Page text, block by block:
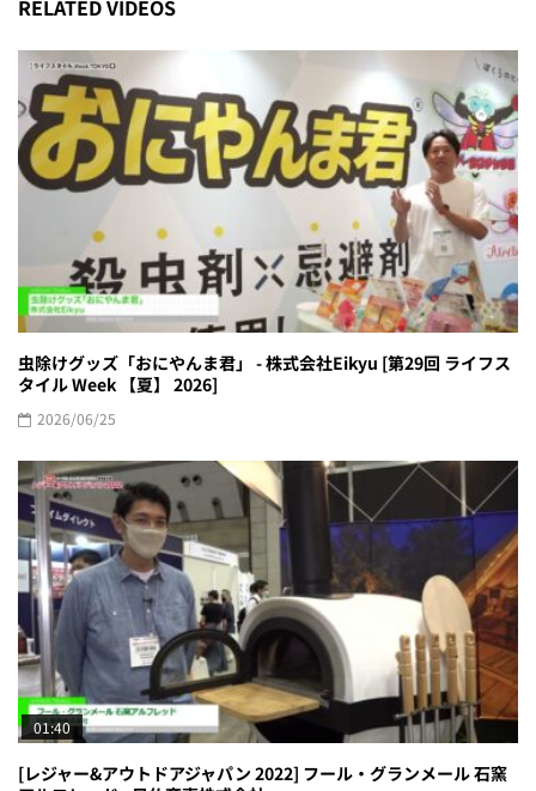
RELATED VIDEOS
虫除けグッズ「おにやんま君」 - 株式会社Eikyu [第29回 ライフス
タイル Week 【夏】 2026]
2026/06/25
01:40
[レジャー&アウトドアジャパン 2022] フール・グランメール 石窯